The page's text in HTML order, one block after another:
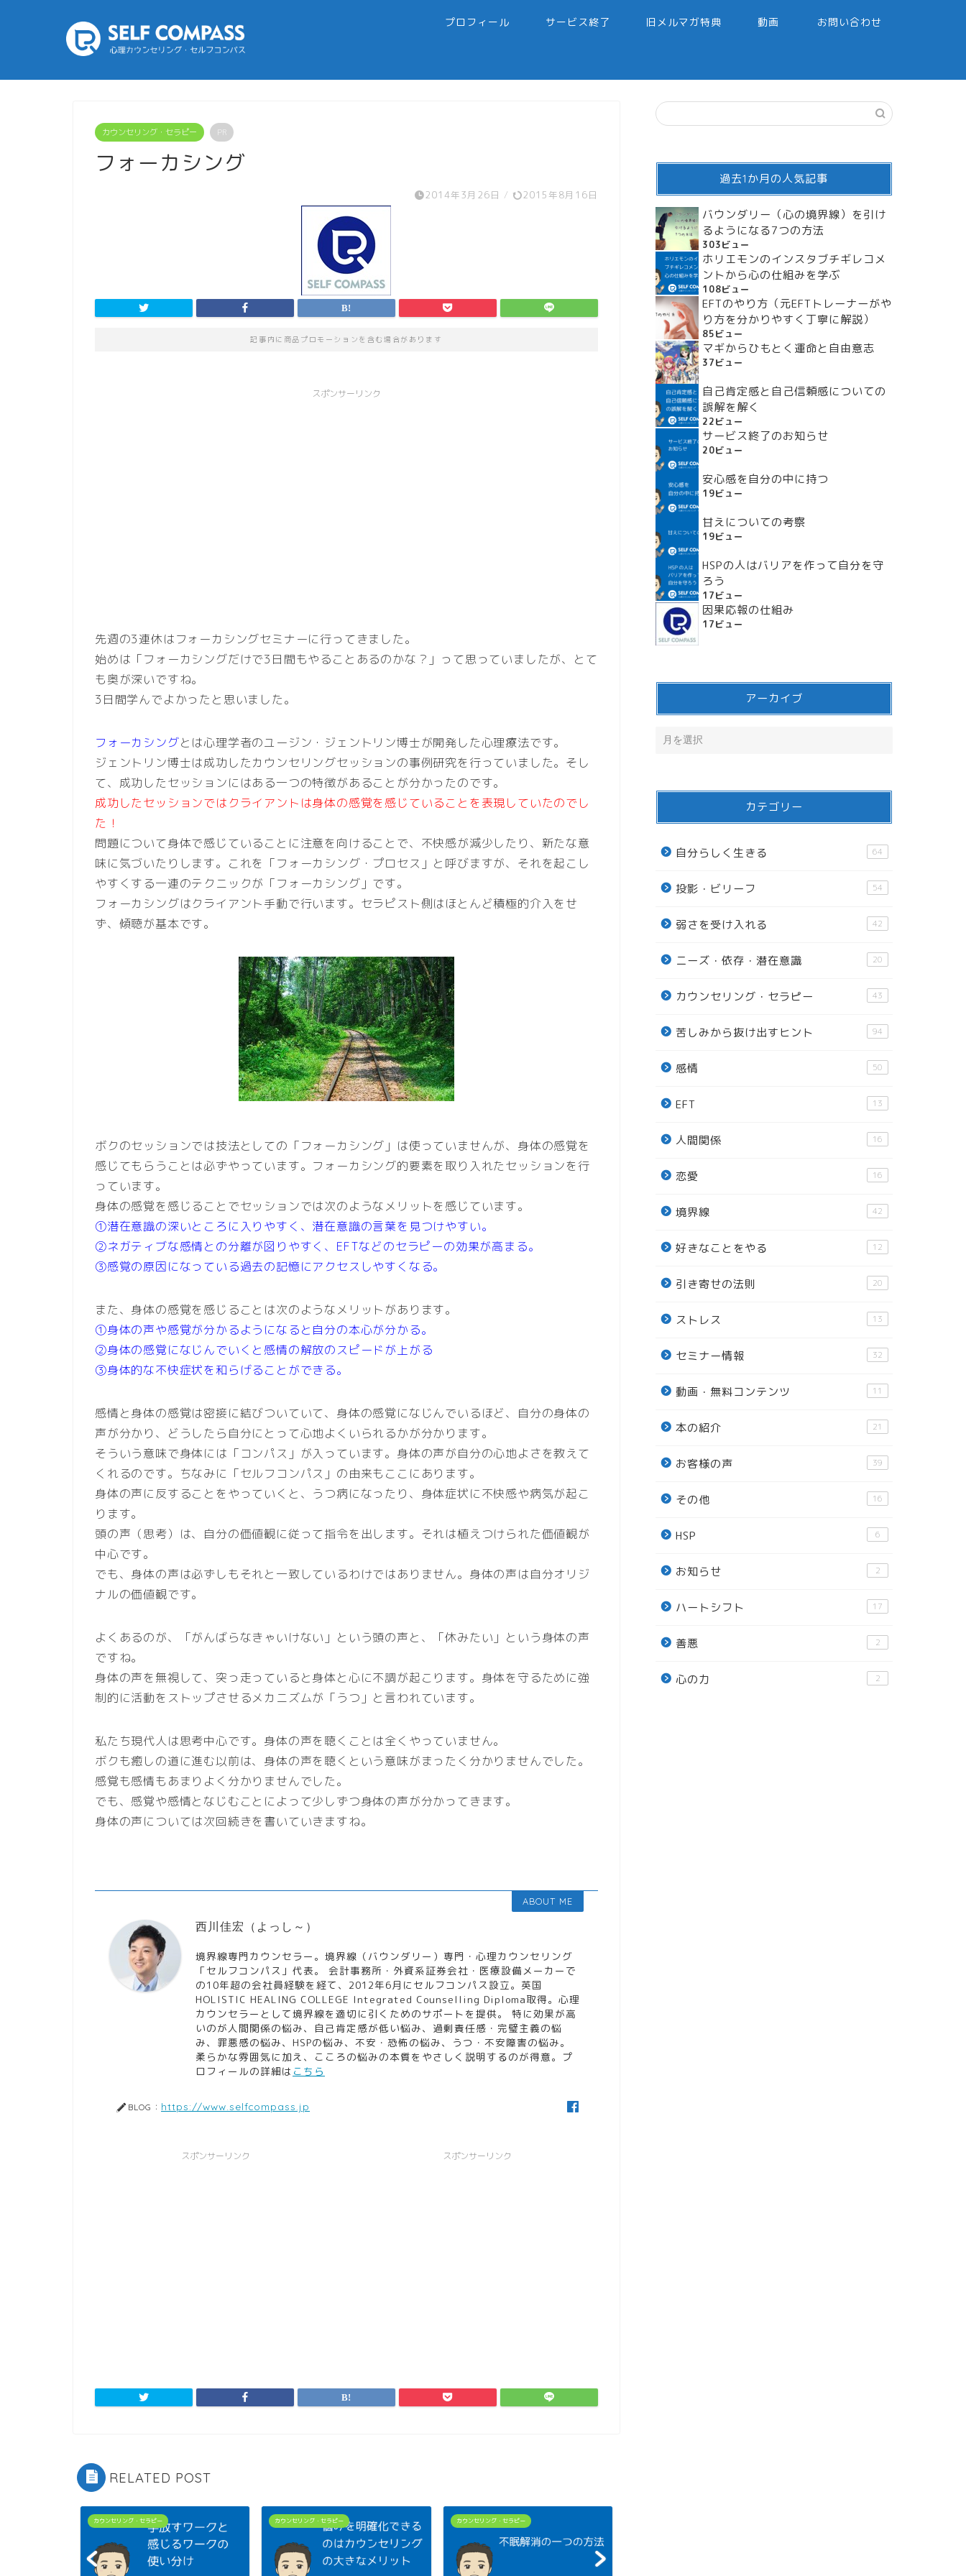
プロフィール サービス終了 旧メルマガ特典 動画 お問い合わせ
カウンセリング・セラピー PR
フォーカシング
2014年3月26日 / 2015年8月16日
記事内に商品プロモーションを含む場合があります
スポンサーリンク
先週の3連休はフォーカシングセミナーに行ってきました。
始めは「フォーカシングだけで3日間もやることあるのかな？」って思っていましたが、とて
も奥が深いですね。
3日間学んでよかったと思いました。
フォーカシングとは心理学者のユージン・ジェントリン博士が開発した心理療法です。
ジェントリン博士は成功したカウンセリングセッションの事例研究を行っていました。そし
て、成功したセッションにはある一つの特徴があることが分かったのです。
成功したセッションではクライアントは身体の感覚を感じていることを表現していたのでし
た！
問題について身体で感じていることに注意を向けることで、不快感が減少したり、新たな意
味に気づいたりします。これを「フォーカシング・プロセス」と呼びますが、それを起こし
やすくする一連のテクニックが「フォーカシング」です。
フォーカシングはクライアント手動で行います。セラピスト側はほとんど積極的介入をせ
ず、傾聴が基本です。
ボクのセッションでは技法としての「フォーカシング」は使っていませんが、身体の感覚を
感じてもらうことは必ずやっています。フォーカシング的要素を取り入れたセッションを行
っています。
身体の感覚を感じることでセッションでは次のようなメリットを感じています。
①潜在意識の深いところに入りやすく、潜在意識の言葉を見つけやすい。
②ネガティブな感情との分離が図りやすく、EFTなどのセラピーの効果が高まる。
③感覚の原因になっている過去の記憶にアクセスしやすくなる。
また、身体の感覚を感じることは次のようなメリットがあります。
①身体の声や感覚が分かるようになると自分の本心が分かる。
②身体の感覚になじんでいくと感情の解放のスピードが上がる
③身体的な不快症状を和らげることができる。
感情と身体の感覚は密接に結びついていて、身体の感覚になじんでいるほど、自分の身体の
声が分かり、どうしたら自分にとって心地よくいられるかが分かります。
そういう意味で身体には「コンパス」が入っています。身体の声が自分の心地よさを教えて
くれるのです。ちなみに「セルフコンパス」の由来もここにあります。
身体の声に反することをやっていくと、うつ病になったり、身体症状に不快感や病気が起こ
ります。
頭の声（思考）は、自分の価値観に従って指令を出します。それは植えつけられた価値観が
中心です。
でも、身体の声は必ずしもそれと一致しているわけではありません。身体の声は自分オリジ
ナルの価値観です。
よくあるのが、「がんばらなきゃいけない」という頭の声と、「休みたい」という身体の声
ですね。
身体の声を無視して、突っ走っていると身体と心に不調が起こります。身体を守るために強
制的に活動をストップさせるメカニズムが「うつ」と言われています。
私たち現代人は思考中心です。身体の声を聴くことは全くやっていません。
ボクも癒しの道に進む以前は、身体の声を聴くという意味がまったく分かりませんでした。
感覚も感情もあまりよく分かりませんでした。
でも、感覚や感情となじむことによって少しずつ身体の声が分かってきます。
身体の声については次回続きを書いていきますね。
ABOUT ME
西川佳宏（よっし～）
境界線専門カウンセラー。境界線（バウンダリー）専門・心理カウンセリング
「セルフコンパス」代表。 会計事務所・外資系証券会社・医療設備メーカーで
の10年超の会社員経験を経て、2012年6月にセルフコンパス設立。英国
HOLISTIC HEALING COLLEGE Integrated Counselling Diploma取得。心理
カウンセラーとして境界線を適切に引くためのサポートを提供。 特に効果が高
いのが人間関係の悩み、自己肯定感が低い悩み、過剰責任感・完璧主義の悩
み、罪悪感の悩み、HSPの悩み、不安・恐怖の悩み、うつ・不安障害の悩み。
柔らかな雰囲気に加え、こころの悩みの本質をやさしく説明するのが得意。プ
ロフィールの詳細は こちら
BLOG： https://www.selfcompass.jp
スポンサーリンク スポンサーリンク
RELATED POST
カウンセリング・セラピー カウンセリング・セラピー カウンセリング・セラピー
過去1か月の人気記事
バウンダリー（心の境界線）を引け
るようになる7つの方法
303ビュー
ホリエモンのインスタブチギレコメ
ントから心の仕組みを学ぶ
108ビュー
EFTのやり方（元EFTトレーナーがや
り方を分かりやすく丁寧に解説）
85ビュー
マギからひもとく運命と自由意志
37ビュー
自己肯定感と自己信頼感についての
誤解を解く
22ビュー
サービス終了のお知らせ
20ビュー
安心感を自分の中に持つ
19ビュー
甘えについての考察
19ビュー
HSPの人はバリアを作って自分を守
ろう
17ビュー
因果応報の仕組み
17ビュー
アーカイブ
カテゴリー
自分らしく生きる 64
投影・ビリーフ 54
弱さを受け入れる 42
ニーズ・依存・潜在意識 20
カウンセリング・セラピー 43
苦しみから抜け出すヒント 94
感情 50
EFT 13
人間関係 16
恋愛 16
境界線 42
好きなことをやる 12
引き寄せの法則 20
ストレス 13
セミナー情報 32
動画・無料コンテンツ 11
本の紹介 21
お客様の声 39
その他 16
HSP 6
お知らせ 2
ハートシフト 17
善悪 2
心の力 2